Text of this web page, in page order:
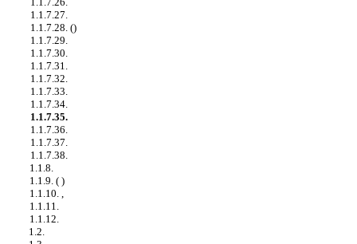
1.1.7.27.
1.1.7.28. ()
1.1.7.29.
1.1.7.30.
1.1.7.31.
1.1.7.32.
1.1.7.33.
1.1.7.34.
1.1.7.35.
1.1.7.36.
1.1.7.37.
1.1.7.38.
1.1.8.
1.1.9. ( )
1.1.10. ,
1.1.11.
1.1.12.
1.2.